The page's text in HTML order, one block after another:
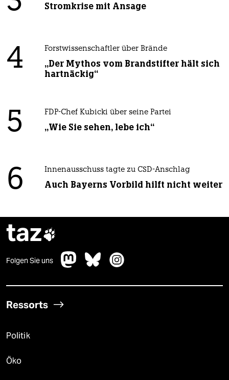
Stromkrise mit Ansage
4 Forstwissenschaftler über Brände
„Der Mythos vom Brandstifter hält sich
hartnäckig“
5 FDP-Chef Kubicki über seine Partei
„Wie Sie sehen, lebe ich“
6 Innenausschuss tagte zu CSD-Anschlag
Auch Bayerns Vorbild hilft nicht weiter
taz
Folgen Sie uns
Ressorts
Politik
Öko